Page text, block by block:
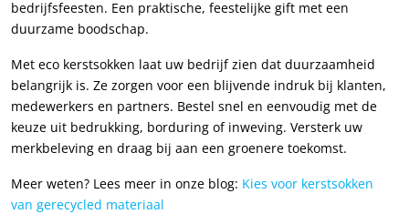
bedrijfsfeesten. Een praktische, feestelijke gift met een
duurzame boodschap.
Met eco kerstsokken laat uw bedrijf zien dat duurzaamheid
belangrijk is. Ze zorgen voor een blijvende indruk bij klanten,
medewerkers en partners. Bestel snel en eenvoudig met de
keuze uit bedrukking, borduring of inweving. Versterk uw
merkbeleving en draag bij aan een groenere toekomst.
Meer weten? Lees meer in onze blog: Kies voor kerstsokken
van gerecycled materiaal